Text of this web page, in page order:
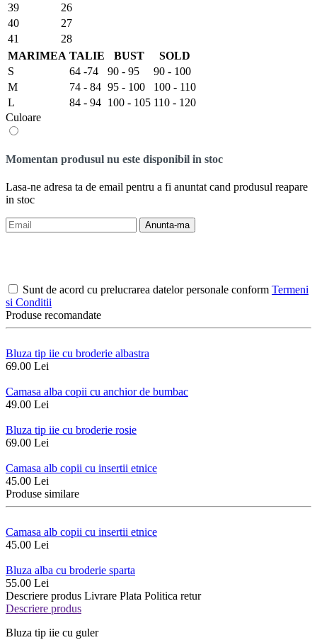
39
26
40
27
41
28
MARIMEA TALIE BUST
SOLD
S
64 -74 90 - 95
90 - 100
M
74 - 84 95 - 100
100 - 110
L
84 - 94 100 - 105 110 - 120
Culoare
Momentan produsul nu este disponibil in stoc
Lasa-ne adresa ta de email pentru a fi anuntat cand produsul reapare
in stoc
Anunta-ma
Sunt de acord cu prelucrarea datelor personale conform Termeni
si Conditii
Produse recomandate
Bluza tip iie cu broderie albastra
69.00 Lei
Camasa alba copii cu anchior de bumbac
49.00 Lei
Bluza tip iie cu broderie rosie
69.00 Lei
Camasa alb copii cu insertii etnice
45.00 Lei
Produse similare
Camasa alb copii cu insertii etnice
45.00 Lei
Bluza alba cu broderie sparta
55.00 Lei
Descriere produs Livrare Plata Politica retur
Descriere produs
Bluza tip iie cu guler